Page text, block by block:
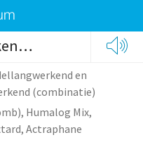
Insuline middellangwerkend en (ultra)kortwerkend (combinatie)
en
(combinatie)
Humalog Mix,
Actraphane